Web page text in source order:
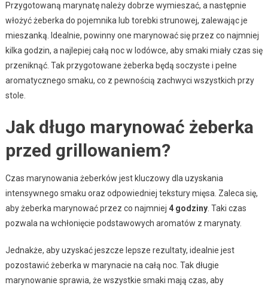
Przygotowaną marynatę należy dobrze wymieszać, a następnie
włożyć żeberka do pojemnika lub torebki strunowej, zalewając je
mieszanką. Idealnie, powinny one marynować się przez co najmniej
kilka godzin, a najlepiej całą noc w lodówce, aby smaki miały czas się
przeniknąć. Tak przygotowane żeberka będą soczyste i pełne
aromatycznego smaku, co z pewnością zachwyci wszystkich przy
stole.
Jak długo marynować żeberka
przed grillowaniem?
Czas marynowania żeberków jest kluczowy dla uzyskania
intensywnego smaku oraz odpowiedniej tekstury mięsa. Zaleca się,
aby żeberka marynować przez co najmniej 4 godziny. Taki czas
pozwala na wchłonięcie podstawowych aromatów z marynaty.
Jednakże, aby uzyskać jeszcze lepsze rezultaty, idealnie jest
pozostawić żeberka w marynacie na całą noc. Tak długie
marynowanie sprawia, że wszystkie smaki mają czas, aby